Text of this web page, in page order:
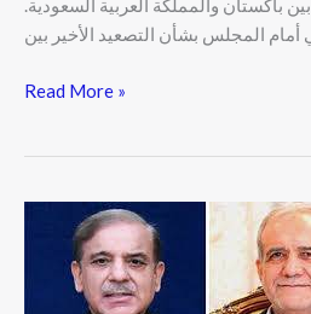
باكستان والمملكة العربية السعودية.
المجلس بشأن التصعيد الأخير بين
Read More »
التوترات